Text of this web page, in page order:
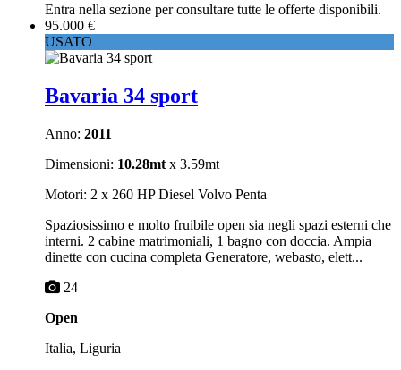
Entra nella sezione per consultare tutte le offerte disponibili.
95.000 €
USATO
Bavaria 34 sport
Anno: 2011
Dimensioni: 10.28mt x 3.59mt
Motori: 2 x 260 HP Diesel Volvo Penta
Spaziosissimo e molto fruibile open sia negli spazi esterni che
interni. 2 cabine matrimoniali, 1 bagno con doccia. Ampia
dinette con cucina completa Generatore, webasto, elett...
24
Open
Italia, Liguria